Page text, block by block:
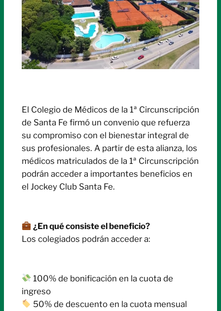
El Colegio de Médicos de la 1ª Circunscripción
de Santa Fe firmó un convenio que refuerza
su compromiso con el bienestar integral de
sus profesionales. A partir de esta alianza, los
médicos matriculados de la 1ª Circunscripción
podrán acceder a importantes beneficios en
el Jockey Club Santa Fe.
¿En qué consiste el beneficio?
Los colegiados podrán acceder a:
100% de bonificación en la cuota de
ingreso
50% de descuento en la cuota mensual